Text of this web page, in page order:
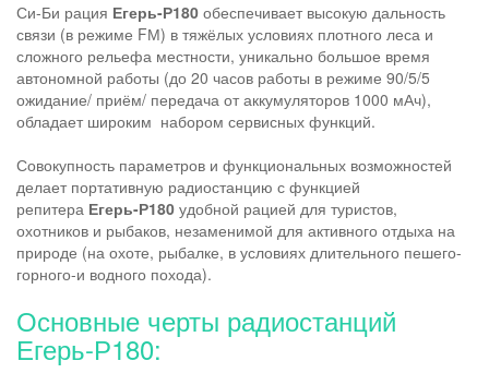
Си-Би рация Егерь-Р180 обеспечивает высокую дальность
связи (в режиме FМ) в тяжёлых условиях плотного леса и
сложного рельефа местности, уникально большое время
автономной работы (до 20 часов работы в режиме 90/5/5
ожидание/ приём/ передача от аккумуляторов 1000 мАч),
обладает широким набором сервисных функций.
Совокупность параметров и функциональных возможностей
делает портативную радиостанцию с функцией
репитера Егерь-Р180 удобной рацией для туристов,
охотников и рыбаков, незаменимой для активного отдыха на
природе (на охоте, рыбалке, в условиях длительного пешего-
горного-и водного похода).
Основные черты радиостанций
Егерь-Р180: